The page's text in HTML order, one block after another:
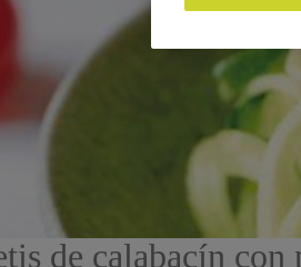
de calabacín con